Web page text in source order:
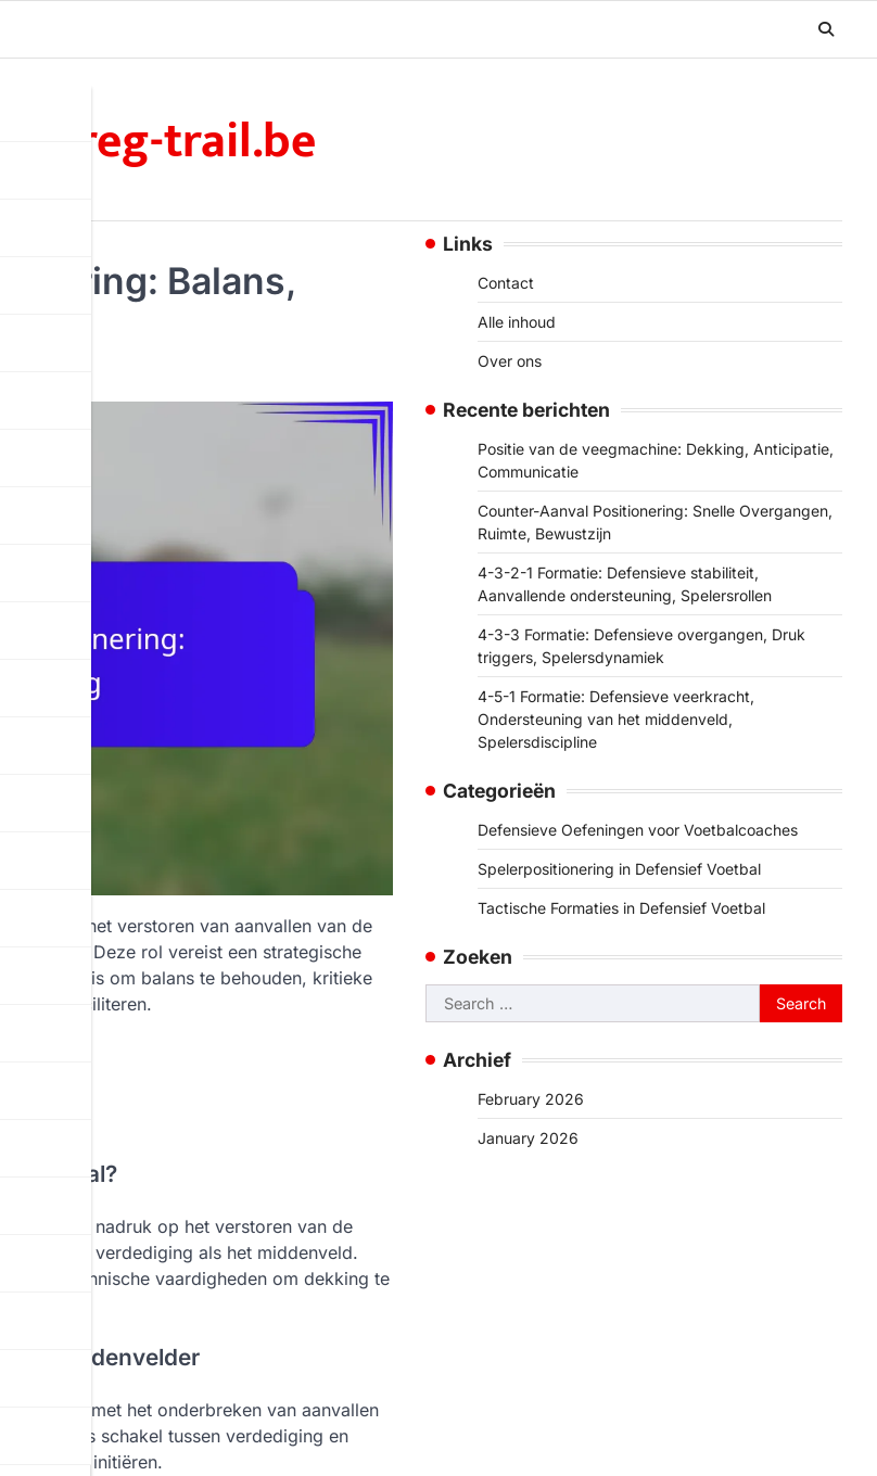
touareg-trail.be
Balans,
met het verstoren van aanvallen van de
Deze rol vereist een strategische
in staat is om balans te behouden, kritieke
te faciliteren.
voetbal?
met de nadruk op het verstoren van de
zowel de verdediging als het middenveld.
en technische vaardigheden om dekking te
middenvelder
belast met het onderbreken van aanvallen
vaak als schakel tussen verdediging en
te initiëren.
Links
Contact
Alle inhoud
Over ons
Recente berichten
Positie van de veegmachine: Dekking, Anticipatie,
Communicatie
Counter-Aanval Positionering: Snelle Overgangen,
Ruimte, Bewustzijn
4-3-2-1 Formatie: Defensieve stabiliteit,
Aanvallende ondersteuning, Spelersrollen
4-3-3 Formatie: Defensieve overgangen, Druk
triggers, Spelersdynamiek
4-5-1 Formatie: Defensieve veerkracht,
Ondersteuning van het middenveld,
Spelersdiscipline
Categorieën
Defensieve Oefeningen voor Voetbalcoaches
Spelerpositionering in Defensief Voetbal
Tactische Formaties in Defensief Voetbal
Zoeken
Search
for:
Archief
February 2026
January 2026